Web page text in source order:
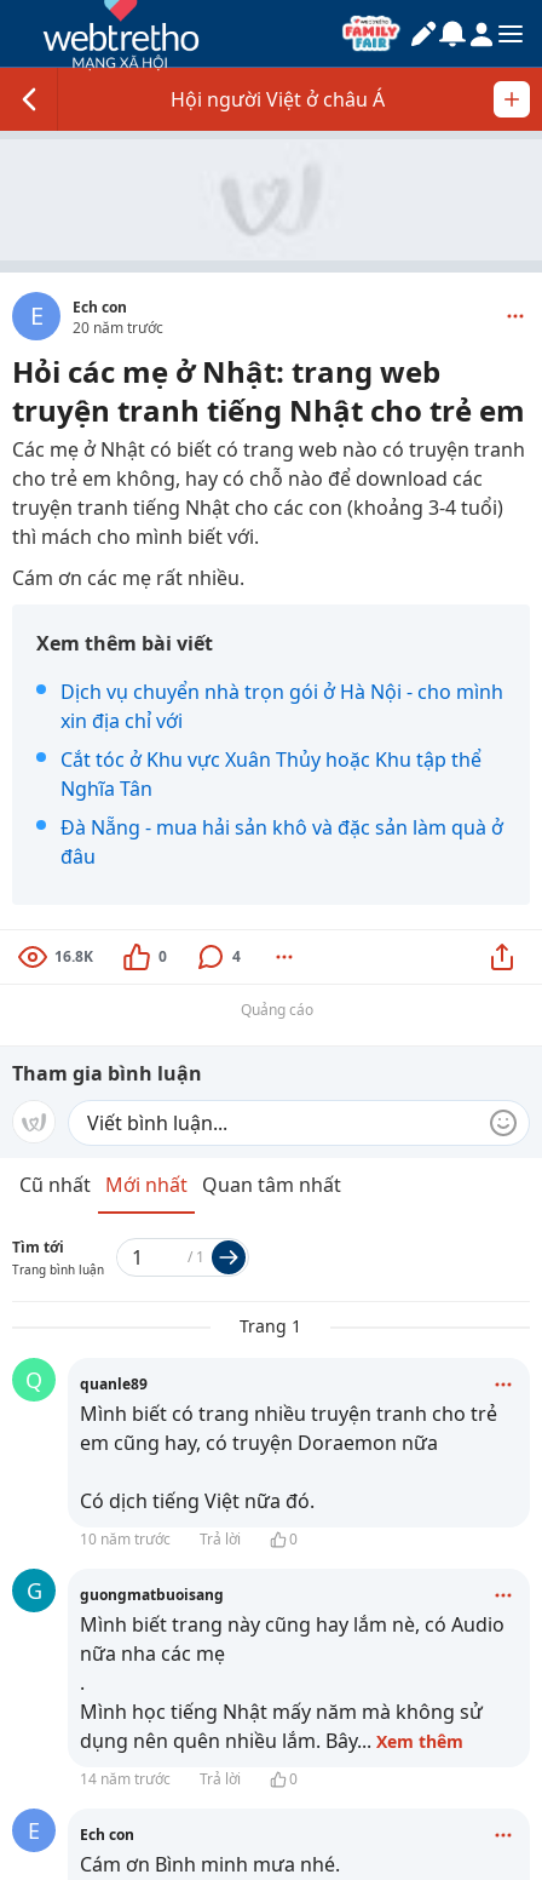
Hội người Việt ở châu Á
E
Ech con
20 năm trước
Hỏi các mẹ ở Nhật: trang web
truyện tranh tiếng Nhật cho trẻ em
Các mẹ ở Nhật có biết có trang web nào có truyện tranh
cho trẻ em không, hay có chỗ nào để download các
truyện tranh tiếng Nhật cho các con (khoảng 3-4 tuổi)
thì mách cho mình biết với.
Cám ơn các mẹ rất nhiều.
Xem thêm bài viết
Dịch vụ chuyển nhà trọn gói ở Hà Nội - cho mình
xin địa chỉ với
Cắt tóc ở Khu vực Xuân Thủy hoặc Khu tập thể
Nghĩa Tân
Đà Nẵng - mua hải sản khô và đặc sản làm quà ở
đâu
16.8K 0 4
Quảng cáo
Tham gia bình luận
Cũ nhất Mới nhất Quan tâm nhất
Tìm tới
Trang bình luận
/ 1
Trang 1
Q quanle89
Mình biết có trang nhiều truyện tranh cho trẻ
em cũng hay, có truyện Doraemon nữa
Có dịch tiếng Việt nữa đó.
10 năm trước Trả lời 0
G guongmatbuoisang
Mình biết trang này cũng hay lắm nè, có Audio
nữa nha các mẹ
.
Mình học tiếng Nhật mấy năm mà không sử
dụng nên quên nhiều lắm. Bây... Xem thêm
14 năm trước Trả lời 0
E Ech con
Cám ơn Bình minh mưa nhé.